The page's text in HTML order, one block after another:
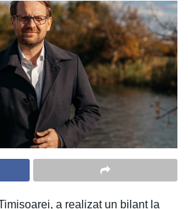
a realizat un bilanț la